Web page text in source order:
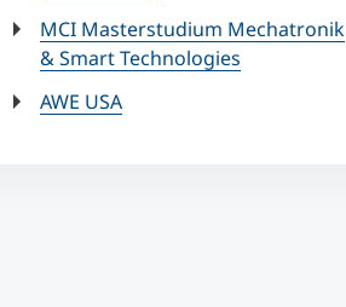
MCI Masterstudium Mechatronik
& Smart Technologies
AWE USA